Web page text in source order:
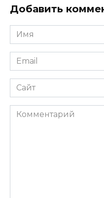
Добавить
Имя
Email
Сайт
Комментарий